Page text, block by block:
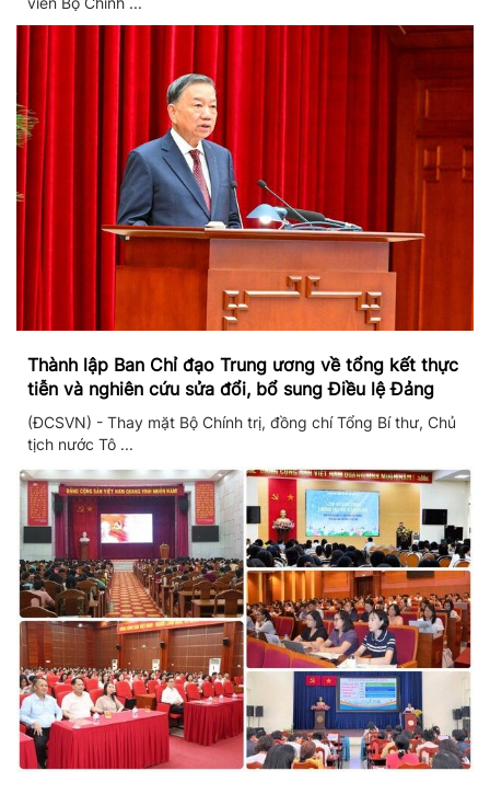
Thành lập Ban Chỉ đạo Trung ương về tổng kết thực
tiễn và nghiên cứu sửa đổi, bổ sung Điều lệ Đảng
(ĐCSVN) - Thay mặt Bộ Chính trị, đồng chí Tổng Bí thư, Chủ
tịch nước Tô ...